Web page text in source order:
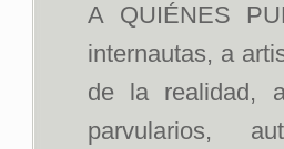
A QUIÉNES
internautas, a
de la realidad,
parvularios,